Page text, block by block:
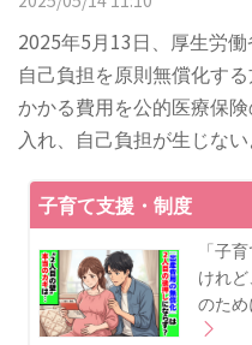
2025年5月13日、厚生労
自己負担を原則無償化す
かかる費用を公的医療保
入れ、自己負担が生じな
子育て支援・制度
「子
けれ
のた